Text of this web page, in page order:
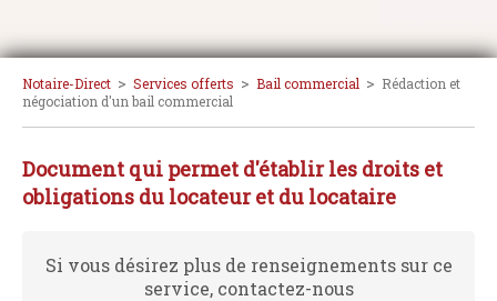
Notaire-Direct > Services offerts > Bail commercial > Rédaction et
négociation d'un bail commercial
Document qui permet d'établir les droits et
obligations du locateur et du locataire
Si vous désirez plus de renseignements sur ce
service, contactez-nous